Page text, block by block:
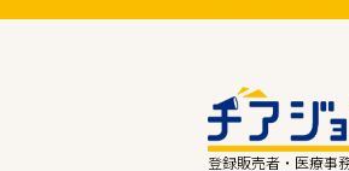
登録販売者・医療事